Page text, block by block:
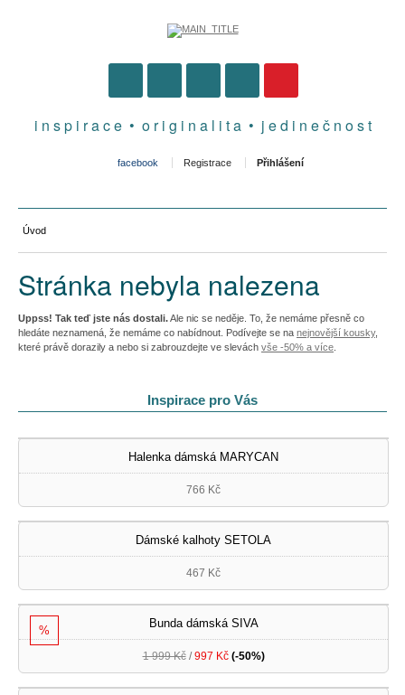
i n s p i r a c e • o r i g i n a l i t a • j e d i n e č n o s t
facebook Registrace Přihlášení
Úvod
Stránka nebyla nalezena
Uppss! Tak teď jste nás dostali.Ale nic se neděje. To, že nemáme přesně co
hledáte neznamená, že nemáme co nabídnout. Podívejte se na nejnovější kousky,
které právě dorazily a nebo si zabrouzdejte ve slevách vše -50% a více
Inspirace pro Vás
Halenka dámská MARYCAN
766 Kč
Dámské kalhoty SETOLA
467 Kč
%
Bunda dámská SIVA
1 999 Kč/997 Kč (-50%)